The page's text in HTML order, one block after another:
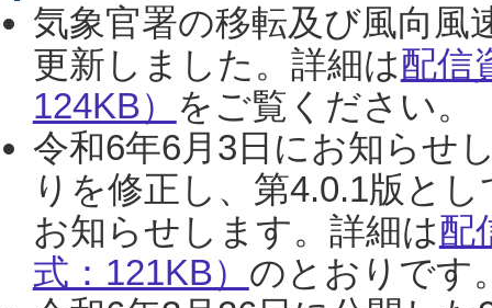
気象官署の移転及び風向風
更新しました。詳細は配信
124KB） をご覧ください。
令和6年6月3日にお知らせ
りを修正し、第4.0.1版と
お知らせします。詳細は配
式：121KB） のとおりです